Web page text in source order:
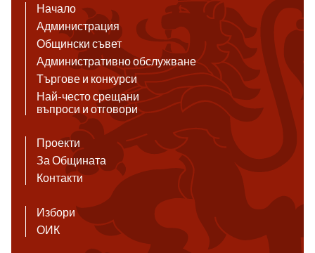
Начало
Администрация
Общински съвет
Административно обслужване
Търгове и конкурси
Най-често срещани
въпроси и отговори
Проекти
За Общината
Контакти
Избори
ОИК